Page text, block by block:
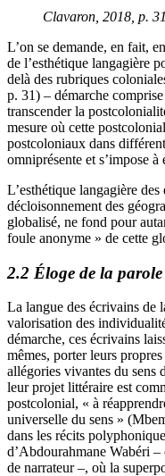
Clavaron, 2018, p. 31
L’on se demande, en fait,
de l’esthétique langagière
delà des rubriques
p. 31) – démarche
transcender la
mesure où cette
postcoloniaux dans
omniprésente et s’impose à
L’esthétique langagière
décloisonnement des
globalisé, ne fond pour
foule anonyme » de cette
2.2 Éloge de la
La langue des écrivains de
valorisation des
démarche, ces écrivains
mêmes, porter leurs
allégories vivantes du sens
leur projet littéraire est
postcolonial, « à
universelle du sens »
dans les récits
d’Abdourahmane Wabéri
de narrateur –, où la